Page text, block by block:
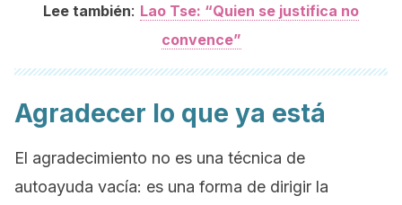
Lee también: Lao Tse: “Quien se justifica no
convence”
Agradecer lo que ya está
El agradecimiento no es una técnica de
autoayuda vacía: es una forma de dirigir la